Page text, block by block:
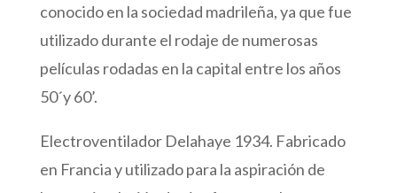
conocido en la sociedad madrileña, ya que fue
utilizado durante el rodaje de numerosas
películas rodadas en la capital entre los años
50´y 60’.
Electroventilador Delahaye 1934. Fabricado
en Francia y utilizado para la aspiración de